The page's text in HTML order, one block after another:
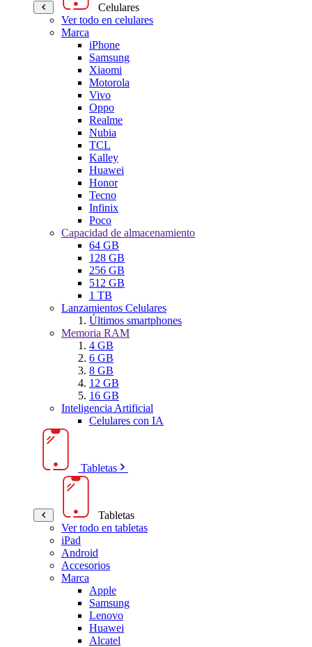
Celulares
Ver todo en celulares
Marca
iPhone
Samsung
Xiaomi
Motorola
Vivo
Oppo
Realme
Nubia
TCL
Kalley
Huawei
Honor
Tecno
Infinix
Poco
Capacidad de almacenamiento
64 GB
128 GB
256 GB
512 GB
1 TB
Lanzamientos Celulares
Últimos smartphones
Memoria RAM
4 GB
6 GB
8 GB
12 GB
16 GB
Inteligencia Artificial
Celulares con IA
Tabletas
Tabletas
Ver todo en tabletas
iPad
Android
Accesorios
Marca
Apple
Samsung
Lenovo
Huawei
Alcatel